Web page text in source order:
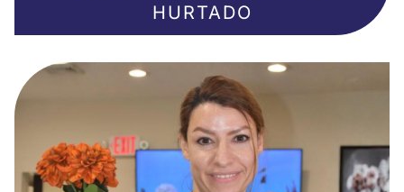
HURTADO